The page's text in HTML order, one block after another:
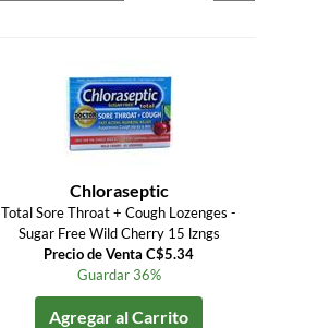
Chloraseptic
Total Sore Throat + Cough Lozenges -
Sugar Free Wild Cherry 15 lzngs
Precio de Venta C$5.34
Guardar 36%
Agregar al Carrito